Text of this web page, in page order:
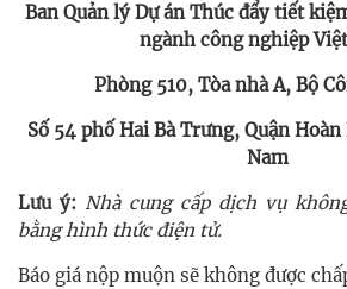
Ban Quản lý Dự án Thúc đẩy tiết
ngành công nghiệp
Phòng 510, Tòa nhà A, Bộ
Số 54 phố Hai Bà Trưng, Quận
Nam
Lưu ý: Nhà cung cấp dịch vụ
bằng hình thức điện tử.
Báo giá nộp muộn sẽ không được